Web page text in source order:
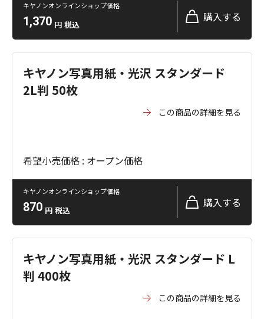
キヤノンオンラインショップ価格
1,370 円 税込
購入する
キヤノン写真用紙・光沢 スタンダード
2L判 50枚
この商品の詳細を見る
希望小売価格 : オープン価格
キヤノンオンラインショップ価格
870 円 税込
購入する
キヤノン写真用紙・光沢 スタンダード L
判 400枚
この商品の詳細を見る